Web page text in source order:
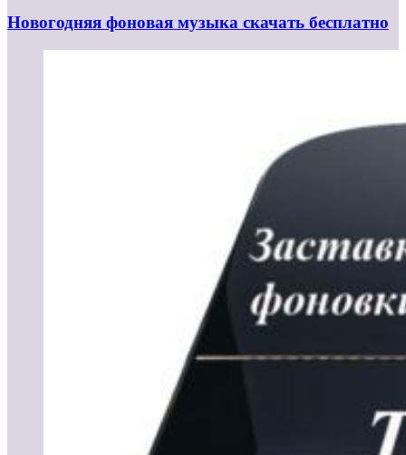
Новогодняя фоновая музыка скачать бесплатно